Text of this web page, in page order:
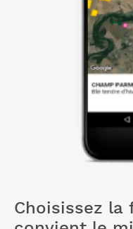
Choisissez la